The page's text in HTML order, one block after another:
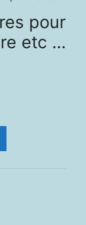
pour
etc …